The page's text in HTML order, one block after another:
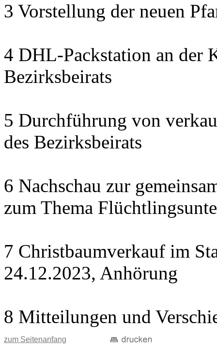
3 Vorstellung der neuen
4 DHL-Packstation an der
Bezirksbeirats
5 Durchführung von
des Bezirksbeirats
6 Nachschau zur
zum Thema
7 Christbaumverkauf im
24.12.2023, Anhörung
8 Mitteilungen und
zum Seitenanfang